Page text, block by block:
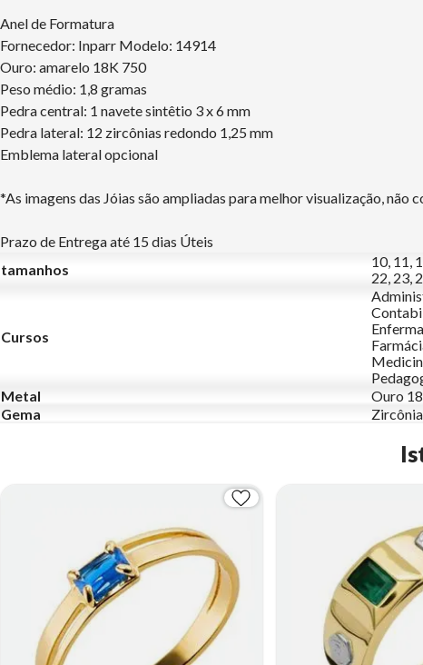
Anel de Formatura
Fornecedor: Inparr Modelo: 14914
Ouro: amarelo 18K 750
Peso médio: 1,8 gramas
Pedra central: 1 navete sintêtio 3 x 6 mm
Pedra lateral: 12 zircônias redondo 1,25 mm
Emblema lateral opcional
*As imagens das Jóias são ampliadas para melhor visualização, não
Prazo de Entrega até 15 dias Úteis
tamanhos
10, 11,
22, 23,
Cursos
Metal
Ouro
Gema
Zircônia